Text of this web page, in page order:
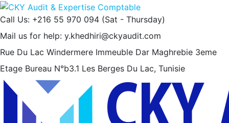
Call Us: +216 55 970 094 (Sat - Thursday)
Mail us for help: y.khedhiri@ckyaudit.com
Rue Du Lac Windermere Immeuble Dar Maghrebie 3eme
Etage Bureau N°b3.1 Les Berges Du Lac, Tunisie